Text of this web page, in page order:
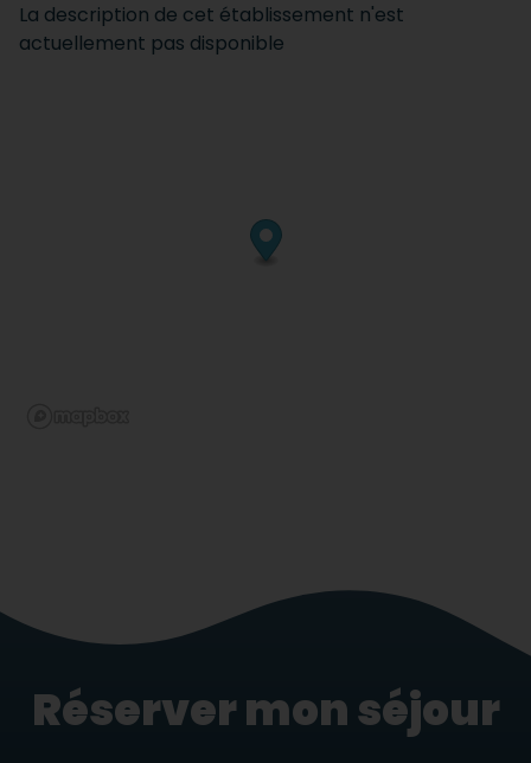
La description de cet établissement n'est
actuellement pas disponible
Réserver mon séjour